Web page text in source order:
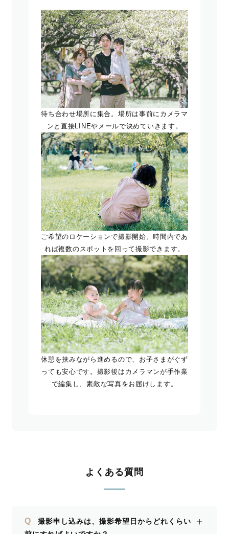
待ち合わせ場所に集合。場所は事前にカメラマ
ンと直接LINEやメールで決めていきます。
ご希望のロケーションで撮影開始。時間内であ
れば複数のスポットを回って撮影できます。
休憩を挟みながら進めるので、お子さまがぐず
っても安心です。撮影後はカメラマンが手作業
で編集し、素敵な写真をお届けします。
よくある質問
Q
撮影申し込みは、撮影希望日からどれくらい
＋